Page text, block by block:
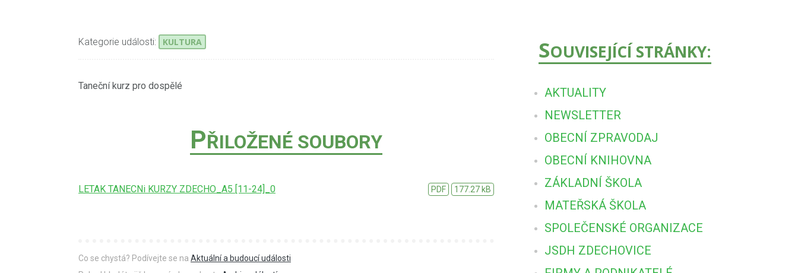
Kategorie události: KULTURA
Taneční kurz pro dospělé
PŘILOŽENÉ SOUBORY
LETAK TANECNi KURZY ZDECHO_A5 [11-24]_0 PDF 177.27 kB
Co se chystá? Podívejte se na Aktuální a budoucí události
SOUVISEJÍCÍ STRÁNKY:
AKTUALITY
NEWSLETTER
OBECNÍ ZPRAVODAJ
OBECNÍ KNIHOVNA
ZÁKLADNÍ ŠKOLA
MATEŘSKÁ ŠKOLA
SPOLEČENSKÉ ORGANIZACE
JSDH ZDECHOVICE